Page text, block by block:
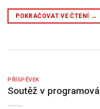
POKRAČOVAT VE ČTENÍ →
PŘÍSPĚVEK
Soutěž v